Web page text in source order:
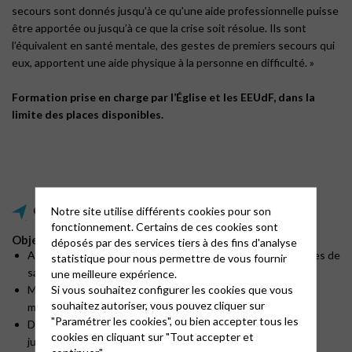
secours sont donnés jusqu’à ce qu’une aide professionnelle puisse
être apportée ou jusqu’à ce que la crise soit résolue. Ils sont
l’équivalent en santé mentale, des gestes de premiers secours qui
eux, apportent une aide physique à la personne en difficulté. »
Formation prise en charge par l’Église et les EEUdF, dans la
limite des places disponibles.
Objectifs et programme de formation
Objectifs pédagogiques
Acquérir des connaissances de base concernant les troubles de
santé mentale
Mieux appréhender les différents types de crises en santé
mentale
Développer des compétences relationnelles : écouter sans
jugement, rassurer et donner de information.
Notre site utilise différents cookies pour son
fonctionnement. Certains de ces cookies sont
déposés par des services tiers à des fins d'analyse
statistique pour nous permettre de vous fournir
une meilleure expérience.
Si vous souhaitez configurer les cookies que vous
souhaitez autoriser, vous pouvez cliquer sur
"Paramétrer les cookies", ou bien accepter tous les
cookies en cliquant sur "Tout accepter et